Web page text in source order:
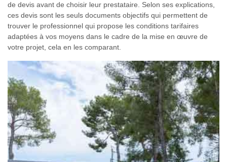
de devis avant de choisir leur prestataire. Selon ses explications,
ces devis sont les seuls documents objectifs qui permettent de
trouver le professionnel qui propose les conditions tarifaires
adaptées à vos moyens dans le cadre de la mise en œuvre de
votre projet, cela en les comparant.